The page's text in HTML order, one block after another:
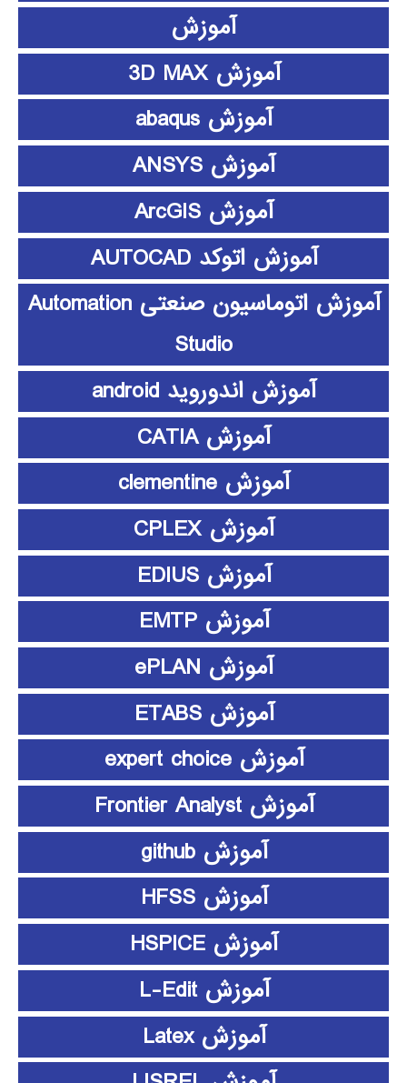
آموزش
آموزش 3D MAX
آموزش abaqus
آموزش ANSYS
آموزش ArcGIS
آموزش اتوکد AUTOCAD
آموزش اتوماسیون صنعتی Automation
Studio
آموزش اندوروید android
آموزش CATIA
آموزش clementine
آموزش CPLEX
آموزش EDIUS
آموزش EMTP
آموزش ePLAN
آموزش ETABS
آموزش expert choice
آموزش Frontier Analyst
آموزش github
آموزش HFSS
آموزش HSPICE
آموزش L-Edit
آموزش Latex